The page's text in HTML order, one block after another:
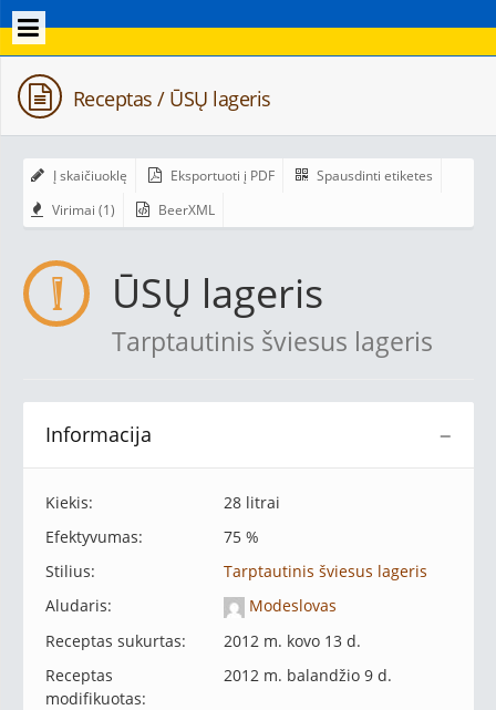
Receptas / ŪSŲ lageris
Į skaičiuoklę Eksportuoti į PDF
Spausdinti etiketes
Virimai (1)
BeerXML
ŪSŲ lageris
Tarptautinis šviesus lageris
−
Informacija
Kiekis:
28 litrai
Efektyvumas:
75 %
Stilius:
Tarptautinis šviesus lageris
Aludaris:
Modeslovas
Receptas sukurtas:
2012 m. kovo 13 d.
Receptas
modifikuotas:
2012 m. balandžio 9 d.